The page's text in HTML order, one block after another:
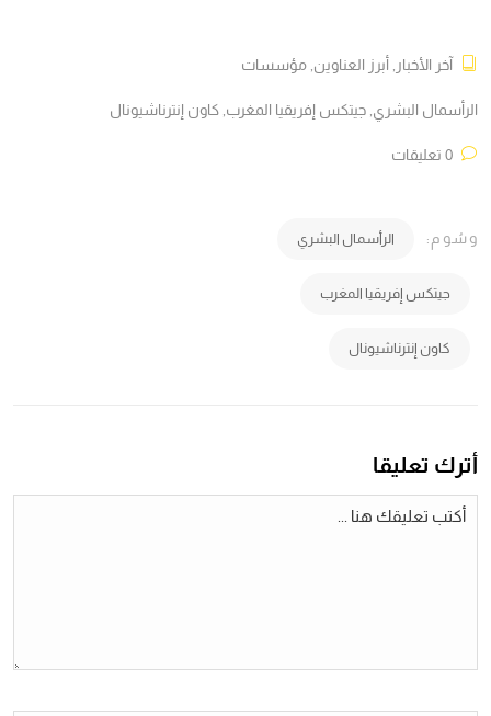
آخر الأخبار أبرز العناوين مؤسسات
الرأسمال البشري جيتكس إفريقيا المغرب كاون إنترناشيونال
وسُوم: الرأسمال البشري
جيتكس إفريقيا المغرب
كاون إنترناشيونال
أترك تعليقا